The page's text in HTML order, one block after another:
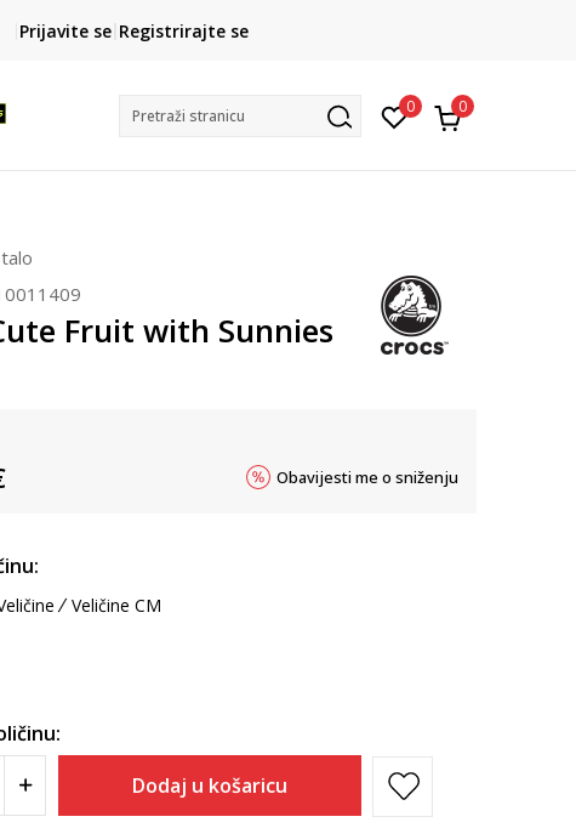
CLICK& COLLECT
besplatno preuzimanje u trgovini
Prijavite se Registrirajte se
Pretraži stranicu 0 0
Fruit with Sunnies
Obavijesti me o sniženju
Veličine CM
Dodaj u košaricu